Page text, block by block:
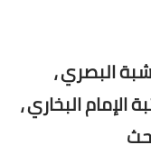
البصري ،
البخاري ،